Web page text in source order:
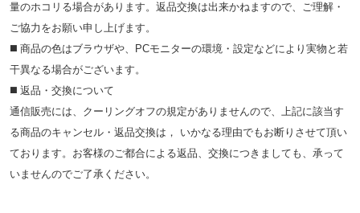
量のホコリる場合があります。返品交換は出来かねますので、ご理解・
ご協⼒をお願い申し上げます。
◼️ 商品の⾊はブラウザや、PCモニターの環境・設定などにより実物と若
⼲異なる場合がございます。
◼️ 返品・交換について
通信販売には、クーリングオフの規定がありませんので、上記に該当す
る商品のキャンセル・返品交換は， いかなる理由でもお断りさせて頂い
ております。お客様のご都合による返品、交換につきましても、承って
いませんのでご了承ください。